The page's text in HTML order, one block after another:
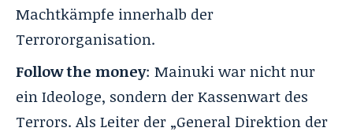
Machtkämpfe innerhalb der
Terrororganisation.
Follow the money: Mainuki war nicht nur
ein Ideologe, sondern der Kassenwart des
Terrors. Als Leiter der „General Direktion der